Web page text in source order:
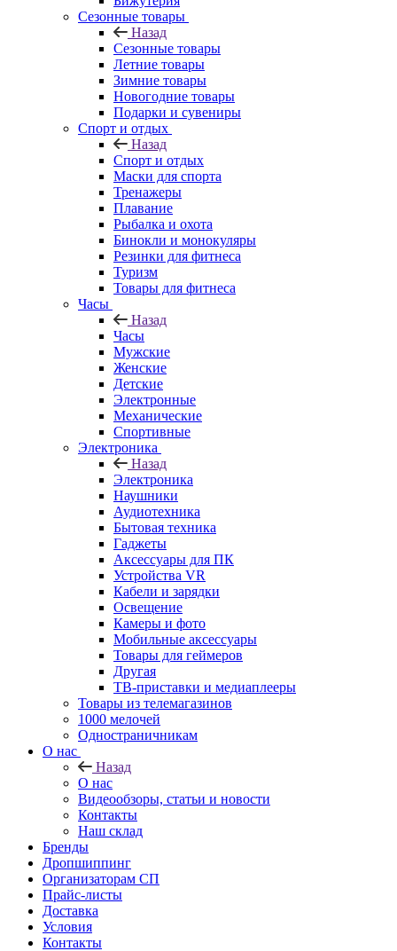
Сезонные товары
Назад
Сезонные товары
Летние товары
Зимние товары
Новогодние товары
Подарки и сувениры
Спорт и отдых
Назад
Спорт и отдых
Маски для спорта
Тренажеры
Плавание
Рыбалка и охота
Бинокли и монокуляры
Резинки для фитнеса
Туризм
Товары для фитнеса
Часы
Назад
Часы
Мужские
Женские
Детские
Электронные
Механические
Спортивные
Электроника
Назад
Электроника
Наушники
Аудиотехника
Бытовая техника
Гаджеты
Аксессуары для ПК
Устройства VR
Кабели и зарядки
Освещение
Камеры и фото
Мобильные аксессуары
Товары для геймеров
Другая
ТВ-приставки и медиаплееры
Товары из телемагазинов
1000 мелочей
Одностраничникам
О нас
Назад
О нас
Видеообзоры, статьи и новости
Контакты
Наш склад
Бренды
Дропшиппинг
Организаторам СП
Прайс-листы
Доставка
Условия
Контакты